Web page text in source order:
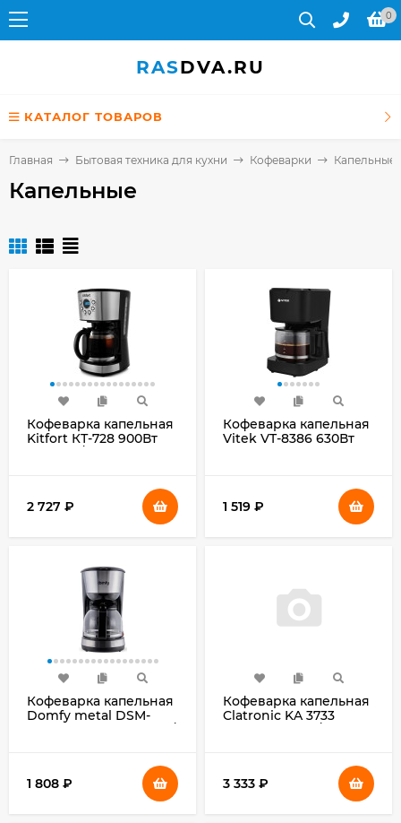
0
RASDVA.RU
КАТАЛОГ ТОВАРОВ
Главная Бытовая техника для кухни Кофеварки Капельные
Капельные
Кофеварка капельная
Kitfort КТ-728 900Вт
2 727 ₽
Кофеварка капельная
Vitek VT-8386 630Вт
1 519 ₽
Кофеварка капельная
Domfy metal DSM-
1 808 ₽
Кофеварка капельная
Clatronic KA 3733
3 333 ₽